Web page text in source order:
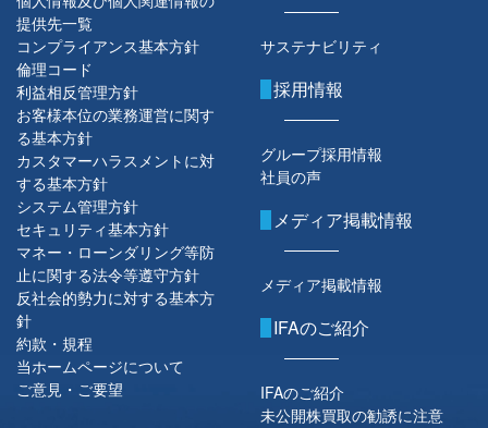
提供先一覧
コンプライアンス基本方針
倫理コード
利益相反管理方針
お客様本位の業務運営に関す
る基本方針
カスタマーハラスメントに対
する基本方針
システム管理方針
セキュリティ基本方針
マネー・ローンダリング等防
止に関する法令等遵守方針
反社会的勢力に対する基本方
針
約款・規程
当ホームページについて
ご意見・ご要望
サステナビリティ
採用情報
グループ採用情報
社員の声
メディア掲載情報
メディア掲載情報
IFAのご紹介
IFAのご紹介
未公開株買取の勧誘に注意